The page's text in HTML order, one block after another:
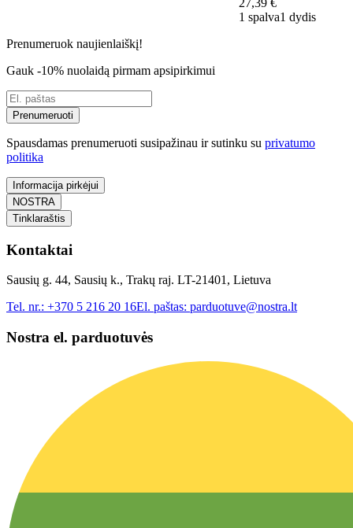
27,39 €
1 spalva1 dydis
Prenumeruok naujienlaiškį!
Gauk -10% nuolaidą pirmam apsipirkimui
Prenumeruoti
Spausdamas prenumeruoti susipažinau ir sutinku su privatumo
politika
Informacija pirkėjui
NOSTRA
Tinklaraštis
Kontaktai
Sausių g. 44, Sausių k., Trakų raj. LT-21401, Lietuva
Tel. nr.: +370 5 216 20 16El. paštas: parduotuve@nostra.lt
Nostra el. parduotuvės